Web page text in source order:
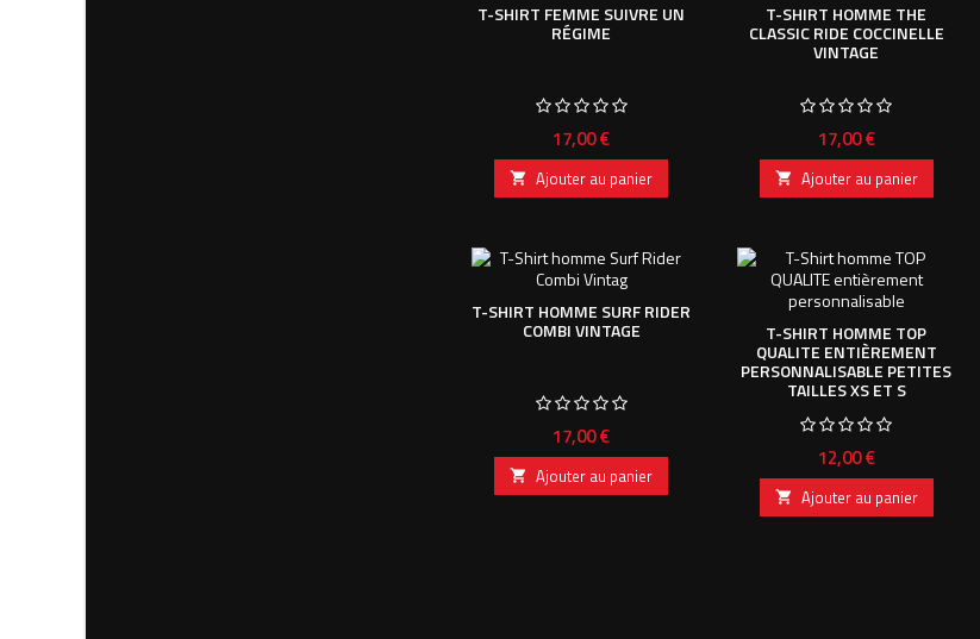
T-SHIRT FEMME SUIVRE UN
RÉGIME
Prix
17,00 €
 Ajouter au panier
T-SHIRT HOMME THE
CLASSIC RIDE COCCINELLE
VINTAGE
Prix
17,00 €
 Ajouter au panier
T-SHIRT HOMME SURF RIDER
COMBI VINTAGE
Prix
17,00 €
 Ajouter au panier
T-SHIRT HOMME TOP
QUALITE ENTIÈREMENT
PERSONNALISABLE PETITES
TAILLES XS ET S
Prix
12,00 €
 Ajouter au panier